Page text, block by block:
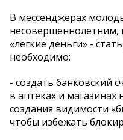
В мессенджерах
несовершеннолетним,
«легкие деньги» -
необходимо:
- создать банковский
в аптеках и
создания видимости
чтобы избежать